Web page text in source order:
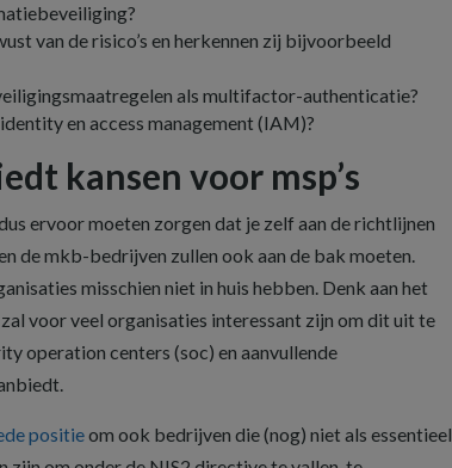
van de risico’s en herkennen zij bijvoorbeeld
als multifactor-authenticatie?
en access management (IAM)?
kansen voor msp’s
ervoor moeten zorgen dat je zelf aan de richtlijnen
de mkb-bedrijven zullen ook aan de bak moeten.
misschien niet in huis hebben. Denk aan het
voor veel organisaties interessant zijn om dit uit te
operation centers (soc) en aanvullende
positieom ook bedrijven die (nog) niet als essentieel